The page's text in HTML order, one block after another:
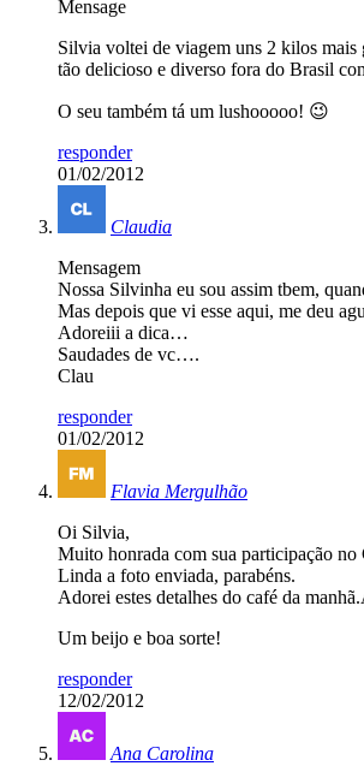
Mensage
Silvia voltei de viagem uns 2 kilos mais
tão delicioso e diverso fora do Brasil
O seu também tá um lushooooo! 😉
responder
01/02/2012
Claudia
Mensagem
Nossa Silvinha eu sou assim tbem,
Mas depois que vi esse aqui, me deu
Adoreiii a dica…
Saudades de vc….
Clau
responder
01/02/2012
Flavia Mergulhão
Oi Silvia,
Muito honrada com sua participação no
Linda a foto enviada, parabéns.
Adorei estes detalhes do café da
Um beijo e boa sorte!
responder
12/02/2012
Ana Carolina